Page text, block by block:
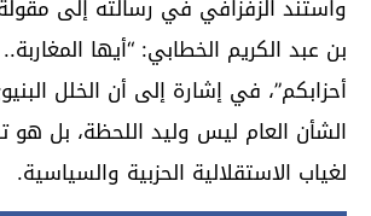
واستند الزفزافي في رسالته إلى
بن عبد الكريم الخطابي: “أيها
أحزابكم”، في إشارة إلى أن الخلل
الشأن العام ليس وليد اللحظة، بل هو
لغياب الاستقلالية الحزبية والسياسية.